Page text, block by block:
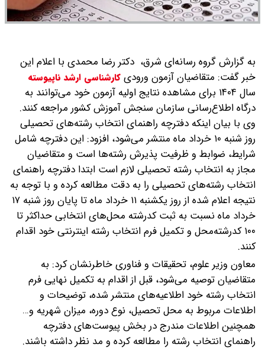
به گزارش گروه رسانه‌ای شرق، دکتر رضا محمدی با اعلام این
خبر گفت: متقاضیان آزمون ورودی کارشناسی ارشد ناپیوسته
سال ۱۴۰۴ برای مشاهده نتایج اولیه آزمون خود می‌توانند به
درگاه اطلاع‌رسانی سازمان سنجش آموزش کشور مراجعه کنند.
وی با بیان اینکه دفترچه راهنمای انتخاب رشته‌های تحصیلی
روز شنبه ۱۰ خرداد ماه منتشر می‌شود، افزود: این دفترچه شامل
شرایط، ضوابط و ظرفیت پذیرش رشته‌ها است و متقاضیان
مجاز به انتخاب رشته تحصیلی لازم است ابتدا دفترچه راهنمای
انتخاب رشته‌های تحصیلی را به دقت مطالعه کرده و با توجه به
نتیجه اعلام شده از روز یکشنبه ۱۱ خرداد ماه تا پایان روز شنبه ۱۷
خرداد ماه نسبت به ثبت کدرشته محل‌های انتخابی حداکثر تا
۱۰۰ کدرشته‌محل و تکمیل فرم انتخاب رشته اینترنتی خود اقدام
کنند.
معاون وزیر علوم، تحقیقات و فناوری خاطرنشان کرد: به
متقاضیان توصیه می‌شود، قبل از اقدام به تکمیل نهایی فرم
انتخاب رشته خود اطلاعیه‌های منتشر شده، توضیحات و
اطلاعات مربوط به محل تحصیل، نوع دوره، میزان شهریه و…
همچنین اطلاعات مندرج در بخش پیوست‌های دفترچه
راهنمای انتخاب رشته را مطالعه کرده و مد نظر داشته باشند.